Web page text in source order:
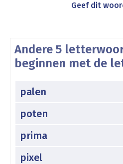
Geef dit
Andere 5
beginnen met de
palen
poten
prima
pixel